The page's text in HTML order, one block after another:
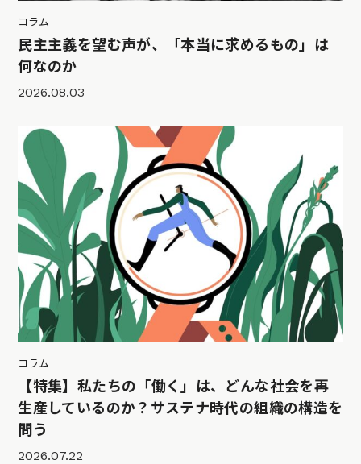
コラム
民主主義を望む声が、「本当に求めるもの」は
何なのか
2026.08.03
コラム
【特集】私たちの「働く」は、どんな社会を再
生産しているのか？サステナ時代の組織の構造を
問う
2026.07.22